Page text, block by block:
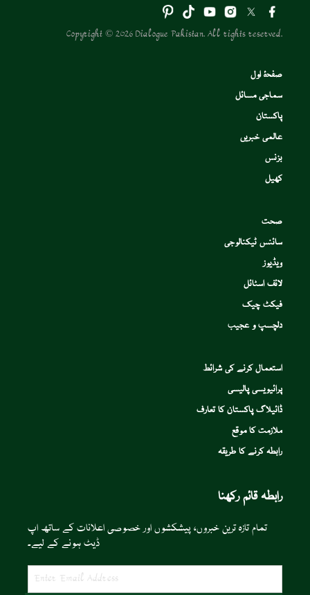
Copyright © 2026 Dialogue Pakistan. All rights reserved.
صفحۂ اول
سماجی مسائل
پاکستان
عالمی خبریں
بزنس
کھیل
صحت
سائنس ٹیکنالوجی
ویڈیوز
لائف اسٹائل
فیکٹ چیک
دلچسپ و عجیب
استعمال کرنے کی شرائط
پرائیویسی پالیسی
ڈائیلاگ پاکستان کا تعارف
ملازمت کا موقع
رابطہ کرنے کا طریقہ
رابطہ قائم رکھنا
تمام تازہ ترین خبروں، پیشکشوں اور خصوصی اعلانات کے ساتھ اپ
ڈیٹ ہونے کے لیے۔